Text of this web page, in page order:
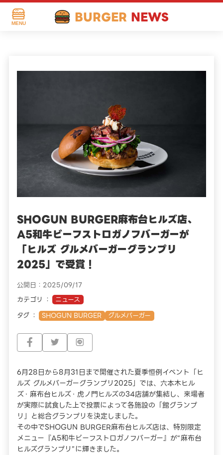
MENU BURGER NEWS
SHOGUN BURGER麻布台ヒルズ店、
A5和牛ビーフストロガノフバーガーが
「ヒルズ グルメバーガーグランプリ
2025」で受賞！
公開日：2025/09/17
カテゴリ
ニュース
タグ
SHOGUN BURGER グルメバーガー
6月28日から8月31日まで開催された夏季恒例イベント「ヒ
ルズ グルメバーガーグランプリ2025」では、六本木ヒル
ズ・麻布台ヒルズ・虎ノ門ヒルズの34店舗が集結し、来場者
が実際に試食した上で投票によって各施設の「館グランプ
リ」と総合グランプリを決定しました。
その中でSHOGUN BURGER麻布台ヒルズ店は、特別限定
メニュー『A5和牛ビーフストロガノフバーガー』が“麻布台
ヒルズグランプリ”に輝きました。